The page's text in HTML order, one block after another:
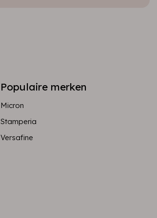
Populaire merken
Micron
Stamperia
Versafine